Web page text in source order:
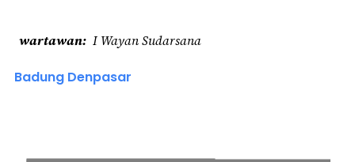
wartawan I Wayan Sudarsana
Badung Denpasar